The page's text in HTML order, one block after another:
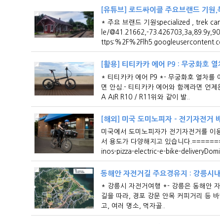
[유튜브] 로드싸이클 주요브랜드 기원,
* 주요 브랜드 기원specialized , trek
le/@41.21662,-
[활용] 티티카카 에어 P9 : 무궁화호 열
* 티티카카 에어 P9 *- 무궁화호 열차를
면 안심.- 티티카카 에어와 함께라면 언
A AIR R10 / R11위와 같이 발..
[해외] 미국 도미노피자 - 전기자전거
미국에서 도미노피자가 전기자전거를 이
서 용도가 다양해지고 있습니다
inos-pizza-electric-e-bike-
동해안 자전거길 주요경유지 : 강릉시
* 강릉시 자전거여행 *- 강릉은 동해안
길을 따라, 경포 강문 안목 커피거리 등
고, 여러 명소, 먹자골..